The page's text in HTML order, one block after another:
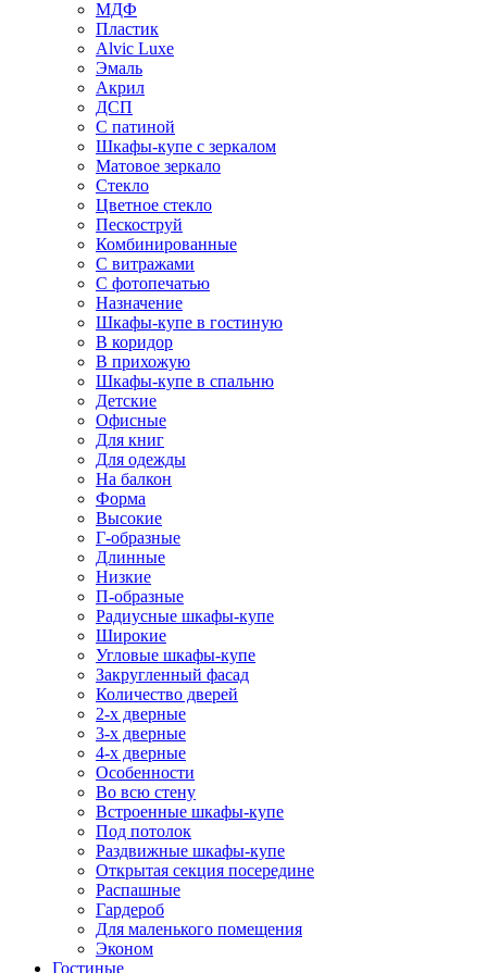
МДФ
Пластик
Alvic Luxe
Эмаль
Акрил
ДСП
С патиной
Шкафы-купе с зеркалом
Матовое зеркало
Стекло
Цветное стекло
Пескоструй
Комбинированные
С витражами
С фотопечатью
Назначение
Шкафы-купе в гостиную
В коридор
В прихожую
Шкафы-купе в спальню
Детские
Офисные
Для книг
Для одежды
На балкон
Форма
Высокие
Г-образные
Длинные
Низкие
П-образные
Радиусные шкафы-купе
Широкие
Угловые шкафы-купе
Закругленный фасад
Количество дверей
2-х дверные
3-х дверные
4-х дверные
Особенности
Во всю стену
Встроенные шкафы-купе
Под потолок
Раздвижные шкафы-купе
Открытая секция посередине
Распашные
Гардероб
Для маленького помещения
Эконом
Гостиные